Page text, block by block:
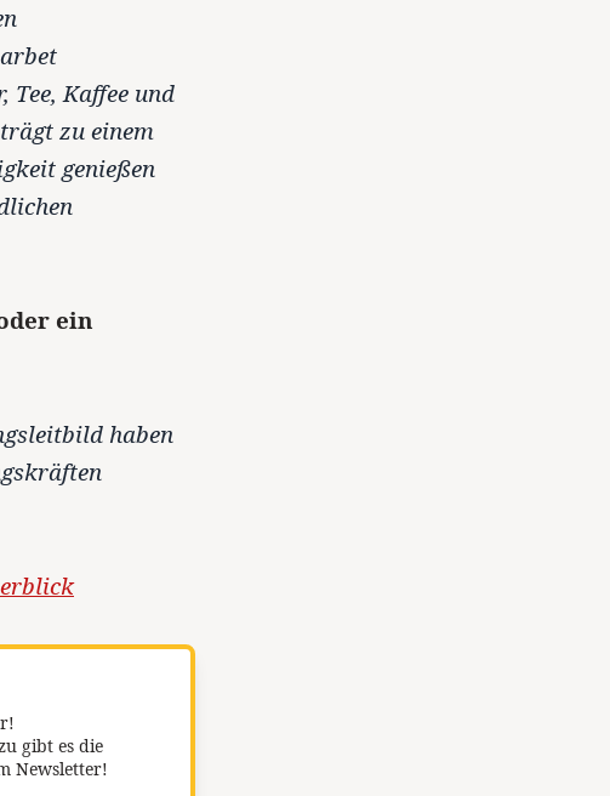
Kaffee und
zu einem
genießen
ein
haben
gibt es die
Newsletter!